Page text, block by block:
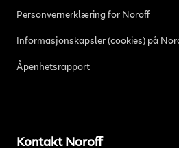
Personvernerklæring for Noroff
Informasjonskapsler (cookies) på
Åpenhetsrapport
Kontakt Noroff